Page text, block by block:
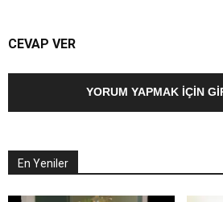
CEVAP VER
YORUM YAPMAK İÇIN
En Yeniler